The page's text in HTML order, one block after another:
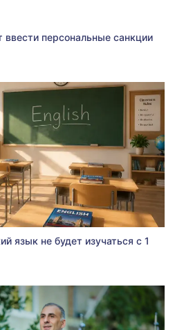
ввести персональные санкции
язык не будет изучаться с 1